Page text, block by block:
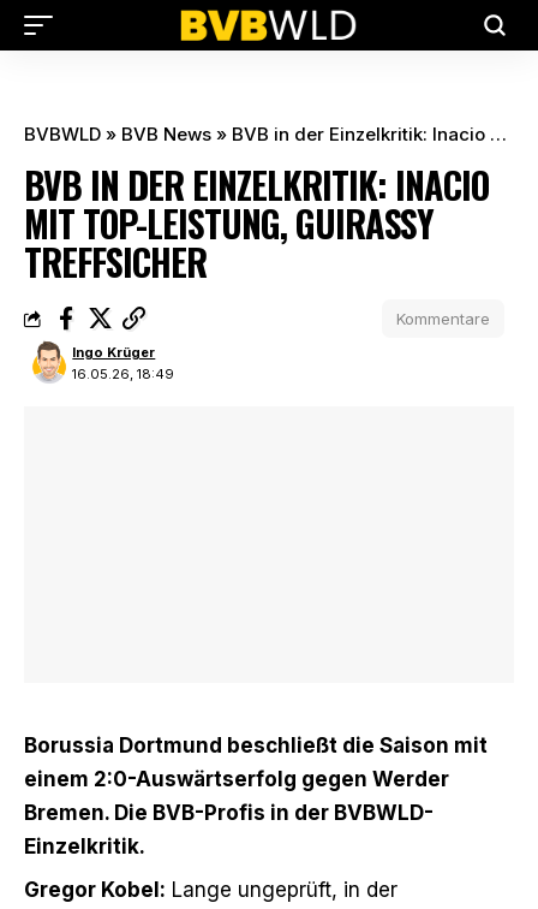
BVBWLD » BVB News » BVB in der Einzelkritik: Inacio mit Top-Leistung, Guirassy treffsicher
BVB IN DER EINZELKRITIK: INACIO
MIT TOP-LEISTUNG, GUIRASSY
TREFFSICHER
16.05.26, 18:49
Ingo Krüger
Kommentare
Borussia Dortmund beschließt die Saison mit
einem 2:0-Auswärtserfolg gegen Werder
Bremen. Die BVB-Profis in der BVBWLD-
Einzelkritik.
Gregor Kobel: Lange ungeprüft, in der